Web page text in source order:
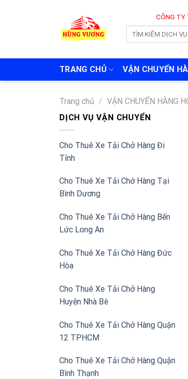
CÔNG TY THHH VẬN
TRANG CHỦ VẬN CHUYỂN
Trang chủ / VẬN CHUYỂN HÀNG
DỊCH VỤ VẬN CHUYỂN
Cho Thuê Xe Tải Chở Hàng Đi
Tỉnh
Cho Thuê Xe Tải Chở Hàng Tại
Bình Dương
Cho Thuê Xe Tải Chở Hàng Bến
Lức Long An
Cho Thuê Xe Tải Chở Hàng Đức
Hòa
Cho Thuê Xe Tải Chở Hàng
Huyện Nhà Bè
Cho Thuê Xe Tải Chở Hàng Quận
12 TPHCM
Cho Thuê Xe Tải Chở Hàng Quận
Bình Thạnh